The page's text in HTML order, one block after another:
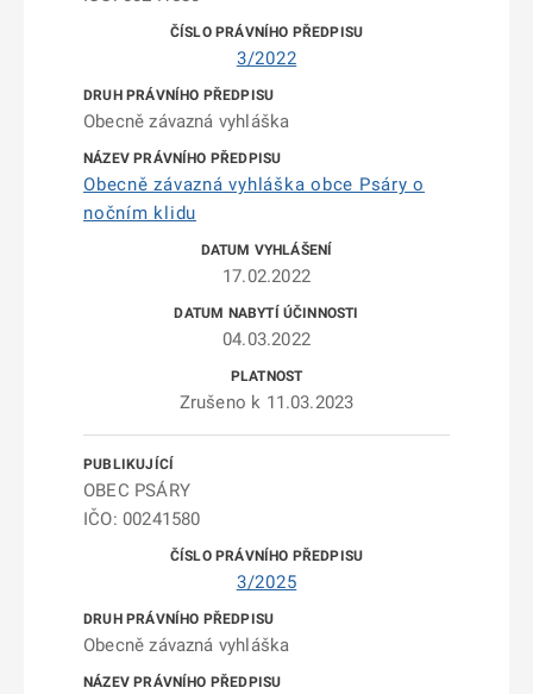
3/2022
Obecně závazná vyhláška
Obecně závazná vyhláška obce Psáry o
nočním klidu
17.02.2022
04.03.2022
Zrušeno k 11.03.2023
OBEC PSÁRY
IČO: 00241580
3/2025
Obecně závazná vyhláška